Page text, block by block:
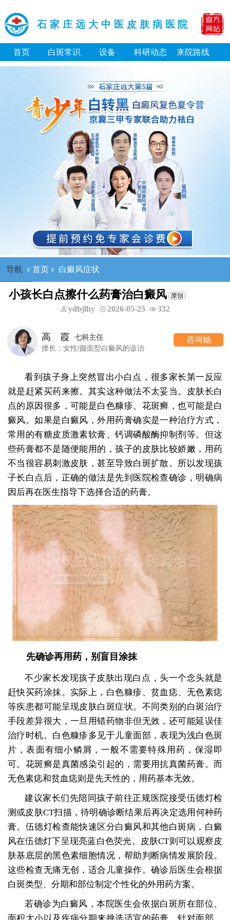
石家庄远大中医皮肤病医院
首页 白斑常识 设备 科研动态 来院路线
导航 ν 首页ν 白癜风症状
小孩长白点擦什么药膏治白癜风
ydbjlhy 2026-05-25 332
高 霞
七科主任
擅长：女性/颜面型白癜风的诊治
咨询她
看到孩子身上突然冒出小白点，很多家长第一反应
就是赶紧买药来擦。其实这种做法不太妥当。皮肤长白
点的原因很多，可能是白色糠疹、花斑癣，也可能是白
癜风。如果是白癜风，外用药膏确实是一种治疗方式，
常用的有糖皮质激素软膏、钙调磷酸酶抑制剂等。但这
些药膏都不是随便能用的，孩子的皮肤比较娇嫩，用药
不当很容易刺激皮肤，甚至导致白斑扩散。所以发现孩
子长白点后，正确的做法是先到医院检查确诊，明确病
因后再在医生指导下选择合适的药膏。
先确诊再用药，别盲目涂抹
不少家长发现孩子皮肤出现白点，头一个念头就是
赶快买药涂抹。实际上，白色糠疹、贫血痣、无色素痣
等疾患都可能呈现皮肤白斑症状。不同类别的白斑治疗
手段差异很大，一旦用错药物非但无效，还可能延误佳
治疗时机。白色糠疹多见于儿童面部，表现为浅白色斑
片，表面有细小鳞屑，一般不需要特殊用药，保湿即
可。花斑癣是真菌感染引起的，需要用抗真菌药膏。而
无色素痣和贫血痣则是先天性的，用药基本无效。
建议家长们先陪同孩子前往正规医院接受伍德灯检
测或皮肤CT扫描，待明确诊断结果后再决定选用何种药
膏。伍德灯检查能快速区分白癜风和其他白斑病，白癜
风在伍德灯下呈现亮蓝白色荧光。皮肤CT则可以观察皮
肤基底层的黑色素细胞情况，帮助判断病情发展阶段。
这些检查无痛无创，适合儿童操作。确诊后医生会根据
白斑类型、分期和部位制定个性化的外用药方案。
若确诊为白癜风，本院医生会依据白斑所在部位、